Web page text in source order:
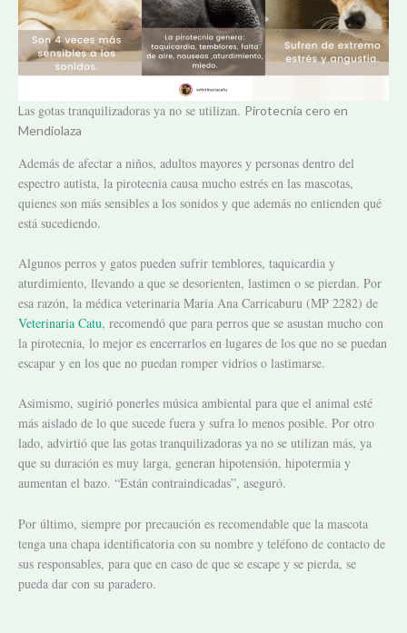
L as gotas tranquilizadoras ya no se utilizan. Pirotecnia cero en
Mendiolaza
Además de afectar a niños, adultos mayores y personas dentro del
espectro autista, la pirotecnia causa mucho estrés en las mascotas,
quienes son más sensibles a los sonidos y que además no entienden qué
está sucediendo.
Algunos perros y gatos pueden sufrir temblores, taquicardia y
aturdimiento, llevando a que se desorienten, lastimen o se pierdan. Por
esa razón, la médica veterinaria Maria Ana Carricaburu (MP 2282) de
Veterinaria Catu, recomendó que para perros que se asustan mucho con
la pirotecnia, lo mejor es encerrarlos en lugares de los que no se puedan
escapar y en los que no puedan romper vidrios o lastimarse.
Asimismo, sugirió ponerles música ambiental para que el animal esté
más aislado de lo que sucede fuera y sufra lo menos posible. Por otro
lado, advirtió que las gotas tranquilizadoras ya no se utilizan más, ya
que su duración es muy larga, generan hipotensión, hipotermia y
aumentan el bazo. “Están contraindicadas”, aseguró.
Por último, siempre por precaución es recomendable que la mascota
tenga una chapa identificatoria con su nombre y teléfono de contacto de
sus responsables, para que en caso de que se escape y se pierda, se
pueda dar con su paradero.